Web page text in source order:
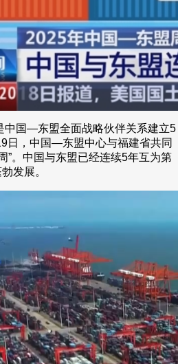
中国—东盟全面战略伙伴关系建立5
日，中国—东盟中心与福建省共同
”。中国与东盟已经连续5年互为第
发展。